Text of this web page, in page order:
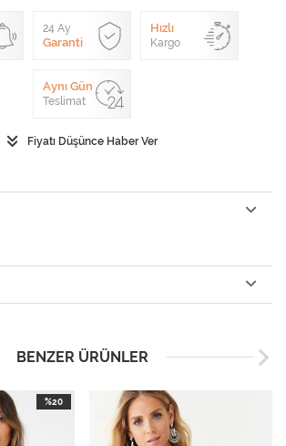
24 Ay
Garanti
Hızlı
Kargo
Aynı Gün
Teslimat
Fiyatı Düşünce Haber Ver
BENZER ÜRÜNLER
%20